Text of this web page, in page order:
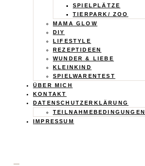
SPIELPLÄTZE
TIERPARK/ ZOO
MAMA GLOW
DIY
LIFESTYLE
REZEPTIDEEN
WUNDER & LIEBE
KLEINKIND
SPIELWARENTEST
ÜBER MICH
KONTAKT
DATENSCHUTZERKLÄRUNG
TEILNAHMEBEDINGUNGEN
IMPRESSUM